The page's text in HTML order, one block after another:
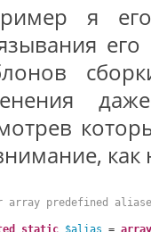
я
array predefined
static $alias = array